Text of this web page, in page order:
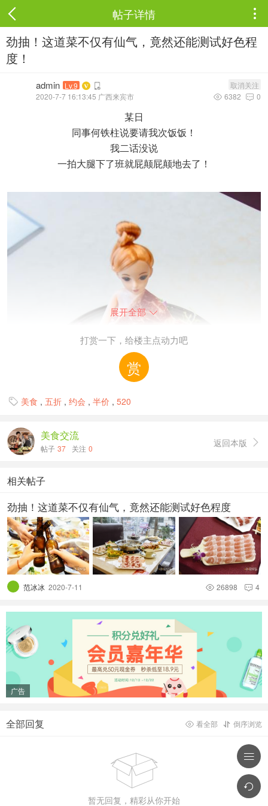
帖子详情 
劲抽！这道菜不仅有仙气，竟然还能测试好色程
度！
admin Lv.9
取消关注
2020-7-7 16:13:45 广西来宾市
 0
 6382
某日
同事何铁柱说要请我次饭饭！
我二话没说
一拍大腿下了班就屁颠屁颠地去了！
展开全部 
打赏一下，给楼主点动力吧
赏
 美食 , 五折 , 约会 , 半价 , 520
美食交流
帖子 37 关注 0 返回本版 
相关帖子
劲抽！这道菜不仅有仙气，竟然还能测试好色程度
范冰冰 2020-7-11  4
 26898
广告
 倒序浏览
 看全部
全部回复

暂无回复，精彩从你开始

